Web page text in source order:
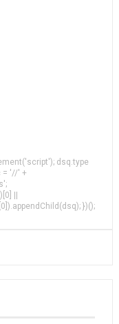
dsq.type
= '//' +
||
})();